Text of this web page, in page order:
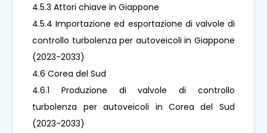
4.5.3 Attori chiave in Giappone
4.5.4 Importazione ed esportazione di valvole di
controllo turbolenza per autoveicoli in Giappone
(2023-2033)
4.6 Corea del Sud
4.6.1 Produzione di valvole di controllo
turbolenza per autoveicoli in Corea del Sud
(2023-2033)